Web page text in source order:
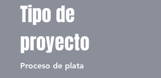
Tipo de
proyecto
Proceso de plata